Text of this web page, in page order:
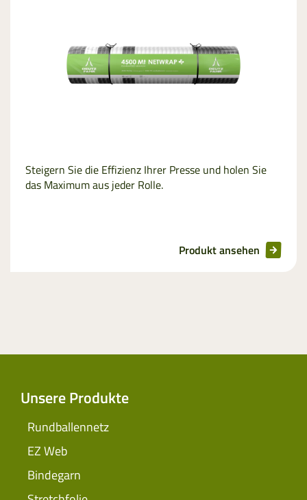
Steigern Sie die Effizienz Ihrer Presse und holen Sie
das Maximum aus jeder Rolle.
Produkt ansehen
Unsere Produkte
Rundballennetz
EZ Web
Bindegarn